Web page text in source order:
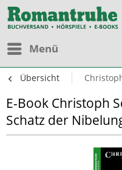
Menü
Übersicht
E-Book Christoph
Schatz der